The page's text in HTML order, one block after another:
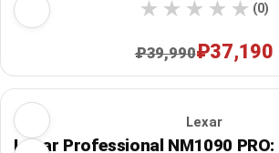
(0)
₽39,990₽37,190
Lexar
Lexar Professional NM1090 PRO: